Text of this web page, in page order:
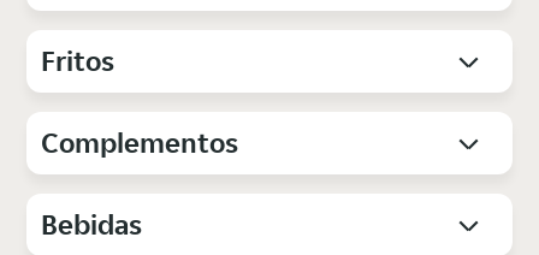
Fritos
Complementos
Bebidas